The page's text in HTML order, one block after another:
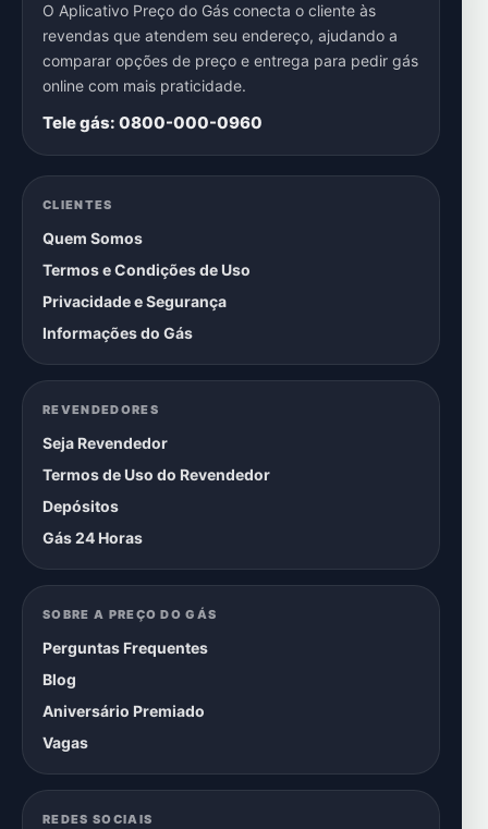
O Aplicativo Preço do Gás conecta o cliente às
revendas que atendem seu endereço, ajudando a
comparar opções de preço e entrega para pedir gás
online com mais praticidade.
Tele gás: 0800-000-0960
CLIENTES
Quem Somos
Termos e Condições de Uso
Privacidade e Segurança
Informações do Gás
REVENDEDORES
Seja Revendedor
Termos de Uso do Revendedor
Depósitos
Gás 24 Horas
SOBRE A PREÇO DO GÁS
Perguntas Frequentes
Blog
Aniversário Premiado
Vagas
REDES SOCIAIS